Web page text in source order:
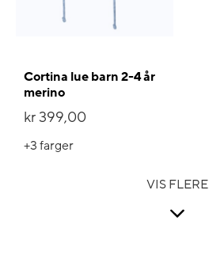
Cortina lue barn 2-4 år
merino
kr 399,00
+3farger
VIS FLERE